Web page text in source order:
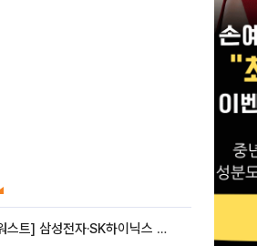
[베스트&워스트] 삼성전자·SK하이닉스 밀린 한 주…상상인증권은 85% 급등